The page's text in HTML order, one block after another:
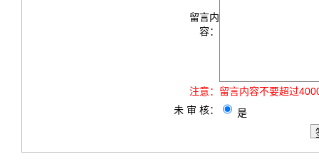
留言内
容：
注意： 留言内容不要超过
未 审 核：
是